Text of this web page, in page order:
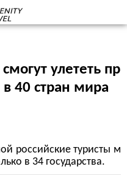
улететь пр
40 стран мира
российские туристы м
в 34 государства.